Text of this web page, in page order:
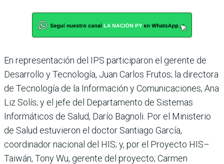
En representación del IPS participaron el gerente de
Desarrollo y Tecnología, Juan Carlos Frutos; la directora
de Tecnología de la Información y Comunicaciones, Ana
Liz Solís; y el jefe del Departamento de Sistemas
Informáticos de Salud, Darío Bagnoli. Por el Ministerio
de Salud estuvieron el doctor Santiago García,
coordinador nacional del HIS; y, por el Proyecto HIS–
Taiwán, Tony Wu, gerente del proyecto; Carmen